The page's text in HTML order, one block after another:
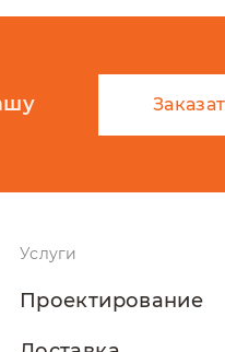
Услуги
Проектирование